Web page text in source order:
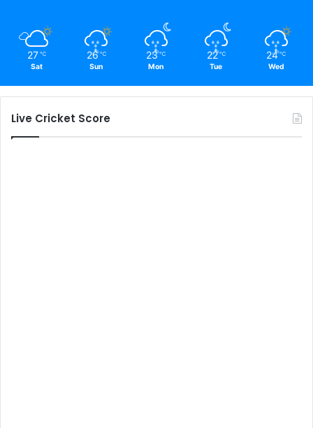
27 ℃
Sat
26 ℃
Sun
23 ℃
Mon
22 ℃
Tue
24 ℃
Wed
Live Cricket Score